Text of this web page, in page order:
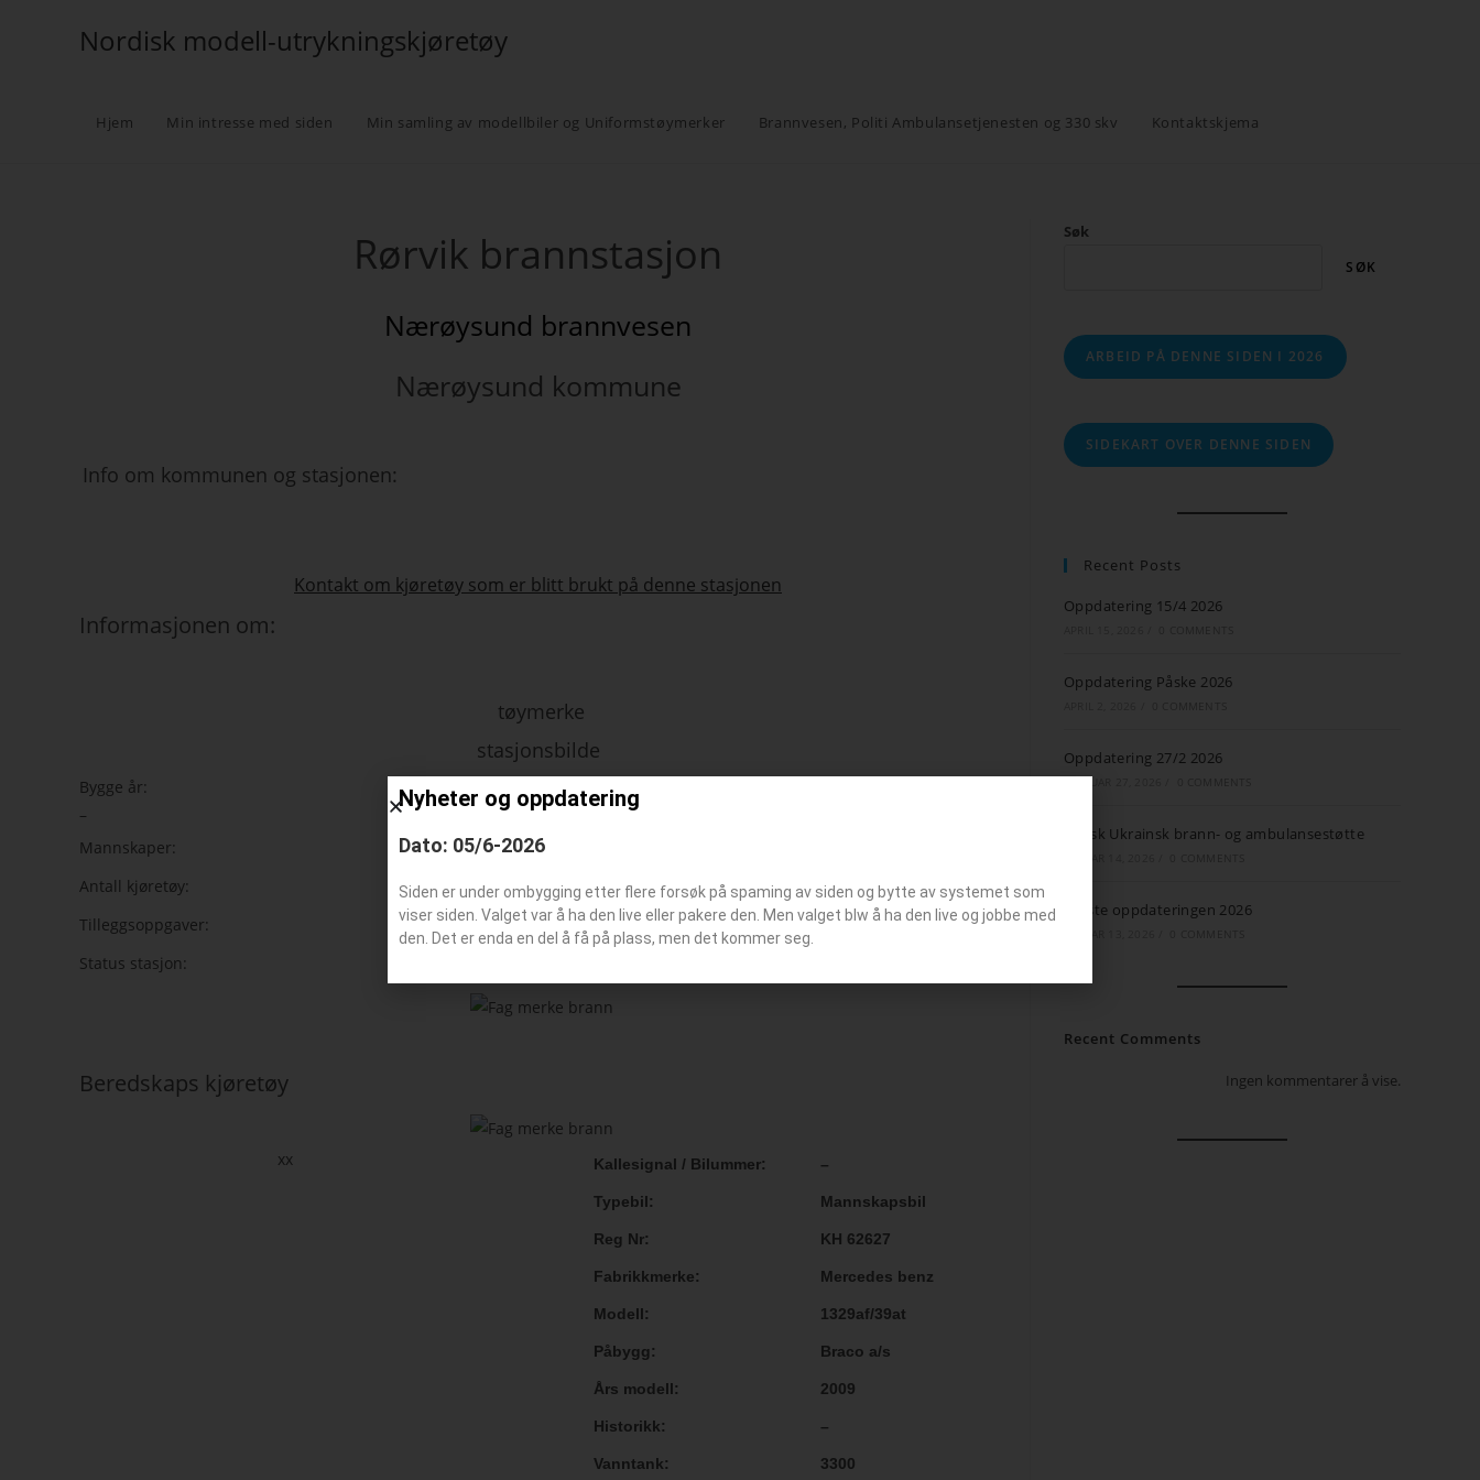
Nordisk modell-utrykningskjøretøy
Hjem Min intresse med siden Min samling av modellbiler og Uniformstøymerker Brannvesen, Politi Ambulansetjenesten og 330 skv Kontaktskjema
Rørvik brannstasjon
Nærøysund brannvesen
Nærøysund kommune
Info om kommunen og stasjonen:
Kontakt om kjøretøy som er blitt brukt på denne stasjonen
Informasjonen om:
tøymerke
stasjonsbilde
Bygge år:
–
Mannskaper:
–
Antall kjøretøy:
–
Tilleggsoppgaver:
–
Status stasjon:
Beredskaps kjøretøy
xx Kallesignal / Bilummer –
Typebil Mannskapsbil
Reg Nr KH 62627
Fabrikkmerke Mercedes benz
Modell 1329af/39at
Påbygg Braco a/s
Års modell 2009
Historikk –
Vanntank 3300
Søk
SØK
ARBEID PÅ DENNE SIDEN I 2026
SIDEKART OVER DENNE SIDEN
Recent Posts
Oppdatering 15/4 2026
Oppdatering Påske 2026
Oppdatering 27/2 2026
Norsk Ukrainsk brann- og ambulansestøtte
Første oppdateringen 2026
Recent Comments
Ingen kommentarer å vise.
Nyheter og oppdatering
Dato: 05/6-2026
Siden er under ombygging etter flere forsøk på spaming av siden og bytte av systemet som
viser siden. Valget var å ha den live eller pakere den. Men valget blw å ha den live og jobbe med
den. Det er enda en del å få på plass, men det kommer seg.